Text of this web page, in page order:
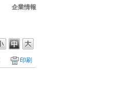
企業情報
印刷